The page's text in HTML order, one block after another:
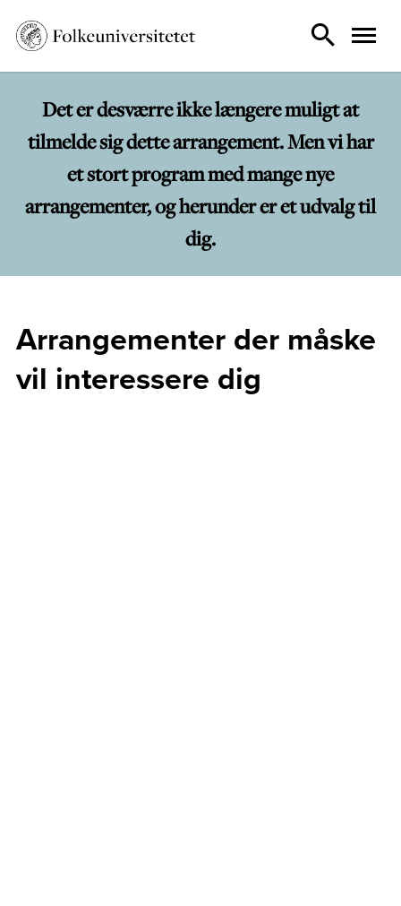
Det er desværre ikke længere muligt at
tilmelde sig dette arrangement. Men vi har
et stort program med mange nye
arrangementer, og herunder er et udvalg til
dig.
Arrangementer der måske
vil interessere dig